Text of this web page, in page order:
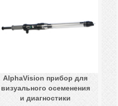
AlphaVision прибор для
визуального осеменения
и диагностики